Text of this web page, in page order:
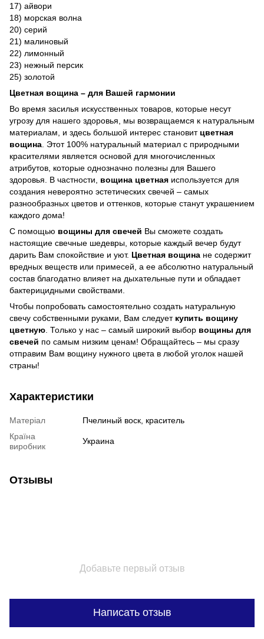
17) айвори
18) морская волна
20) серий
21) малиновый
22) лимонный
23) нежный персик
25) золотой
Цветная вощина – для Вашей гармонии
Во время засилья искусственных товаров, которые несут
угрозу для нашего здоровья, мы возвращаемся к натуральным
материалам, и здесь большой интерес становит цветная
вощина . Этот 100% натуральный материал с природными
красителями является основой для многочисленных
атрибутов, которые однозначно полезны для Вашего
здоровья. В частности, вощина цветная используется для
создания невероятно эстетических свечей – самых
разнообразных цветов и оттенков, которые станут украшением
каждого дома!
С помощью вощины для свечей Вы сможете создать
настоящие свечные шедевры, которые каждый вечер будут
дарить Вам спокойствие и уют. Цветная вощина не содержит
вредных веществ или примесей, а ее абсолютно натуральный
состав благодатно влияет на дыхательные пути и обладает
бактерицидными свойствами.
Чтобы попробовать самостоятельно создать натуральную
свечу собственными руками, Вам следует купить вощину
цветную . Только у нас – самый широкий выбор вощины для
свечей по самым низким ценам! Обращайтесь – мы сразу
отправим Вам вощину нужного цвета в любой уголок нашей
страны!
Характеристики
Матеріал
Пчелиный воск, краситель
Країна
виробник
Украина
Отзывы
Добавьте первый отзыв
Написать отзыв